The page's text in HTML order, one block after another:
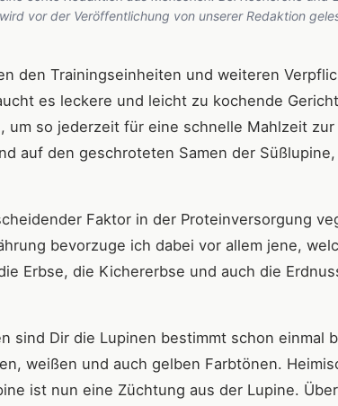
vor der Veröffentlichung von unserer Redaktion
den Trainingseinheiten und weiteren
es leckere und leicht zu kochende
um so jederzeit für eine schnelle Mahlzeit
auf den geschroteten Samen der
Faktor in der Proteinversorgung
bevorzuge ich dabei vor allem jene,
Erbse, die Kichererbse und auch die
sind Dir die Lupinen bestimmt schon einmal
weißen und auch gelben Farbtönen.
ist nun eine Züchtung aus der Lupine.